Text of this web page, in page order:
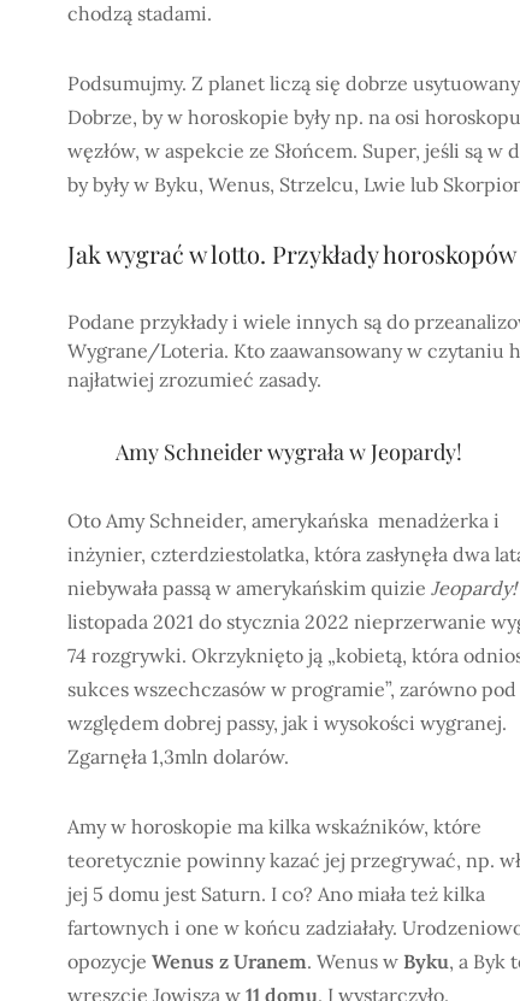
chodzą stadami.
Podsumujmy. Z planet liczą się dobrze
Dobrze, by w horoskopie były np. na osi
węzłów, w aspekcie ze Słońcem. Super, jeśli są w
by były w Byku, Wenus, Strzelcu, Lwie lub
Jakwygrać w lotto. Przykłady
Podane przykłady i wiele innych są do
Wygrane/Loteria. Kto zaawansowany w czytaniu
najłatwiej zrozumieć zasady.
Amy Schneider wygrała w Jeopardy!
Oto Amy Schneider, amerykańska menadżerka i
inżynier, czterdziestolatka, która zasłynęła dwa
niebywała passą w amerykańskim quizie Jeopardy!
listopada 2021 do stycznia 2022 nieprzerwanie
74 rozgrywki. Okrzyknięto ją „kobietą, która
sukces wszechczasów w programie”, zarówno pod
względem dobrej passy, jak i wysokości wygranej.
Zgarnęła 1,3mln dolarów.
Amy w horoskopie ma kilka wskaźników, które
teoretycznie powinny kazać jej przegrywać, np.
jej 5 domu jest Saturn. I co? Ano miała też kilka
fartownych i one w końcu zadziałały.
opozycje Wenus z Uranem. Wenus w Byku, a Byk
wreszcie Jowisza w 11 domu. I wystarczyło.